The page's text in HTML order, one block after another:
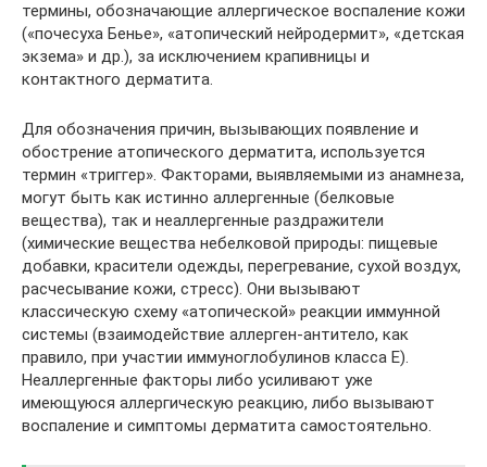
термины, обозначающие аллергическое воспаление кожи
(«почесуха Бенье», «атопический нейродермит», «детская
экзема» и др.), за исключением крапивницы и
контактного дерматита.
Для обозначения причин, вызывающих появление и
обострение атопического дерматита, используется
термин «триггер». Факторами, выявляемыми из анамнеза,
могут быть как истинно аллергенные (белковые
вещества), так и неаллергенные раздражители
(химические вещества небелковой природы: пищевые
добавки, красители одежды, перегревание, сухой воздух,
расчесывание кожи, стресс). Они вызывают
классическую схему «атопической» реакции иммунной
системы (взаимодействие аллерген-антитело, как
правило, при участии иммуноглобулинов класса Е).
Неаллергенные факторы либо усиливают уже
имеющуюся аллергическую реакцию, либо вызывают
воспаление и симптомы дерматита самостоятельно.